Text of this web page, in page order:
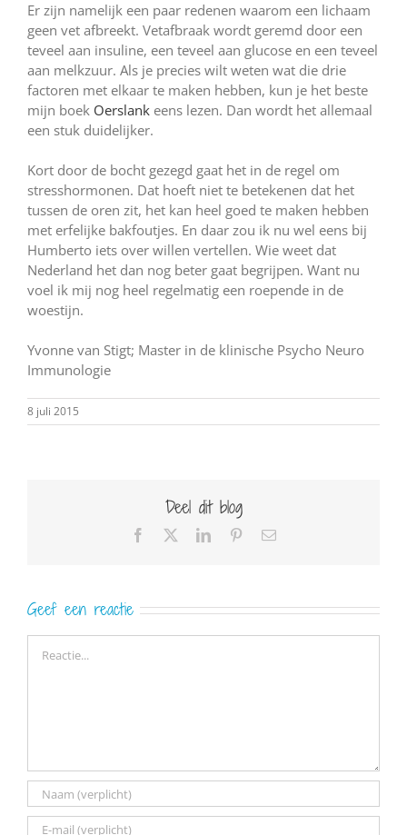
Er zijn namelijk een paar redenen waarom een lichaam
geen vet afbreekt. Vetafbraak wordt geremd door een
teveel aan insuline, een teveel aan glucose en een teveel
aan melkzuur. Als je precies wilt weten wat die drie
factoren met elkaar te maken hebben, kun je het beste
mijn boek Oerslank eens lezen. Dan wordt het allemaal
een stuk duidelijker.
Kort door de bocht gezegd gaat het in de regel om
stresshormonen. Dat hoeft niet te betekenen dat het
tussen de oren zit, het kan heel goed te maken hebben
met erfelijke bakfoutjes. En daar zou ik nu wel eens bij
Humberto iets over willen vertellen. Wie weet dat
Nederland het dan nog beter gaat begrijpen. Want nu
voel ik mij nog heel regelmatig een roepende in de
woestijn.
Yvonne van Stigt; Master in de klinische Psycho Neuro
Immunologie
8 juli 2015
Deel dit blog
Facebook LinkedInPinterest
E-
Geef een reactie